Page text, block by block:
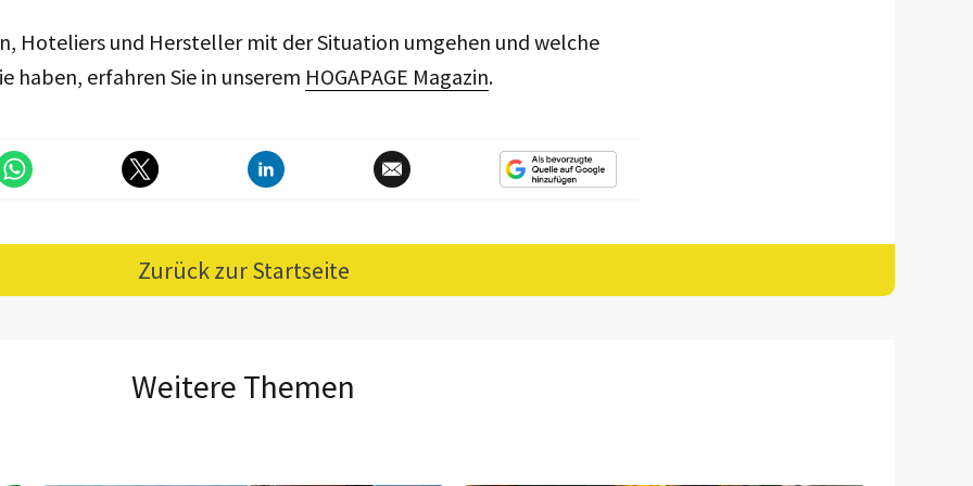
Hoteliers und Hersteller mit der Situation umgehen und welche
haben, erfahren Sie in unserem HOGAPAGE Magazin.
Zurück zur Startseite
Weitere Themen